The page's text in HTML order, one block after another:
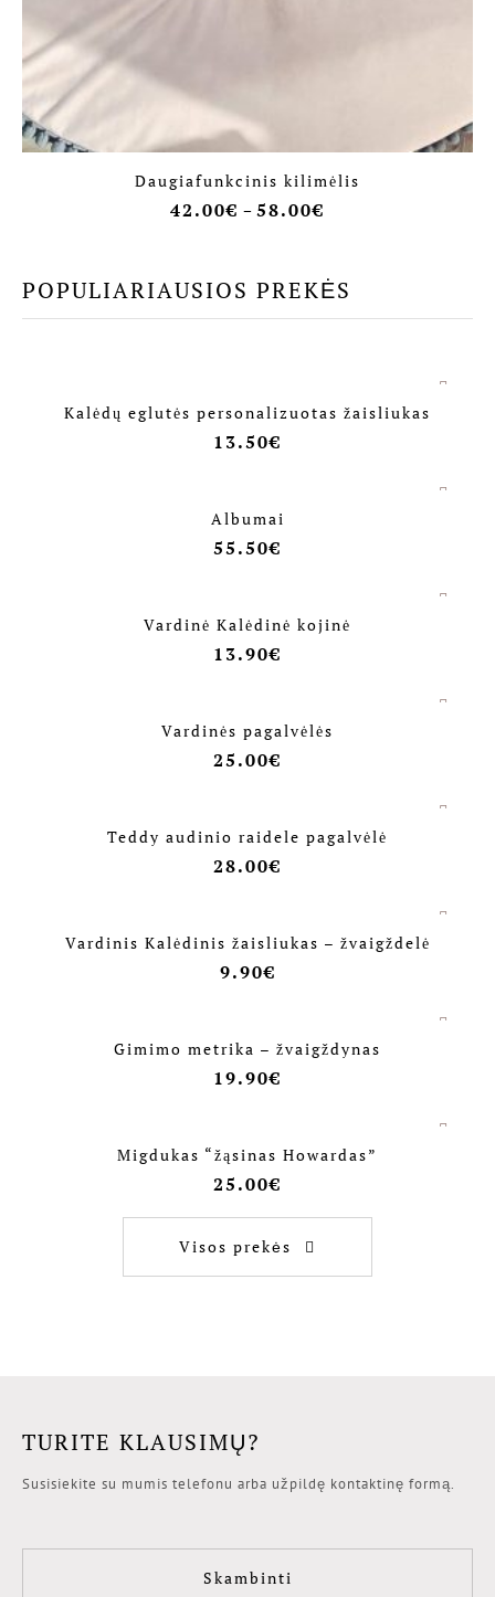
Daugiafunkcinis kilimėlis
42.00€ – 58.00€
POPULIARIAUSIOS PREKĖS
Kalėdų eglutės personalizuotas žaisliukas
13.50€
Albumai
55.50€
Vardinė Kalėdinė kojinė
13.90€
Vardinės pagalvėlės
25.00€
Teddy audinio raidele pagalvėlė
28.00€
Vardinis Kalėdinis žaisliukas – žvaigždelė
9.90€
Gimimo metrika – žvaigždynas
19.90€
Migdukas “žąsinas Howardas”
25.00€
Visos prekės
TURITE KLAUSIMŲ?
Susisiekite su mumis telefonu arba užpildę kontaktinę formą.
Skambinti